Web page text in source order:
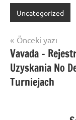
Uncategorized
Yazı
gezinmesi
Önceki yazı
Vavada –
Uzyskania No
Turniejach